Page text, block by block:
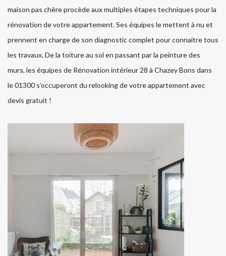
maison pas chère procède aux multiples étapes techniques pour la
rénovation de votre appartement. Ses équipes le mettent à nu et
prennent en charge de son diagnostic complet pour connaitre tous
les travaux. De la toiture au sol en passant par la peinture des
murs, les équipes de Rénovation intérieur 28 à Chazey Bons dans
le 01300 s’occuperont du relooking de votre appartement avec
devis gratuit !